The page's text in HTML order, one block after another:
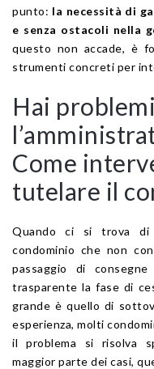
punto: la necessità di
e senza ostacoli nella
questo non accade, è
strumenti concreti per
Hai
Come
tutelare il
Quando ci si trova di
condominio che non
passaggio di
trasparente la fase di
grande è quello di
esperienza, molti
il problema si risolva
maggior parte dei casi,